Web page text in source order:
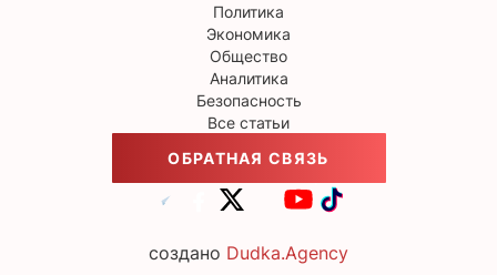
Политика
Экономика
Общество
Аналитика
Безопасность
Все статьи
ОБРАТНАЯ СВЯЗЬ
создано Dudka.Agency